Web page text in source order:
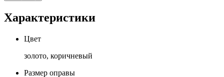
Характеристики
Цвет
золото, коричневый
Размер оправы